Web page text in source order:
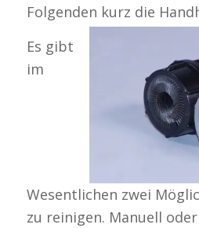
Folgenden kurz die
Es gibt
im
Wesentlichen zwei
zu reinigen. Manuell